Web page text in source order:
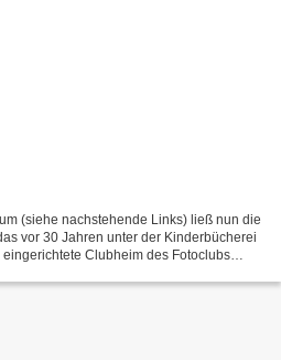
(siehe nachstehende Links) ließ nun die
vor 30 Jahren unter der Kinderbücherei
Clubheim des Fotoclubs